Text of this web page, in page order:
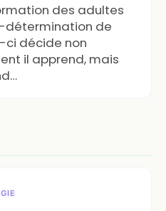
des adultes
détermination de
ci décide non
il apprend, mais